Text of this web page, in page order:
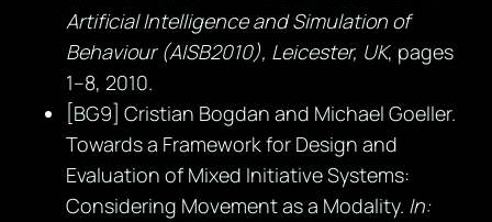
Artificial Intelligence and Simulation of
Behaviour (AISB2010), Leicester, UK, pages
1–8, 2010.
[BG9] Cristian Bogdan and Michael Goeller.
Towards a Framework for Design and
Evaluation of Mixed Initiative Systems:
Considering Movement as a Modality. In: